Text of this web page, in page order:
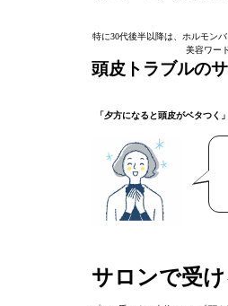
特に30代後半以降は、ホルモン
美容ワー
頭皮トラブルの
「夕方になると頭皮がベタつく
サロンで受